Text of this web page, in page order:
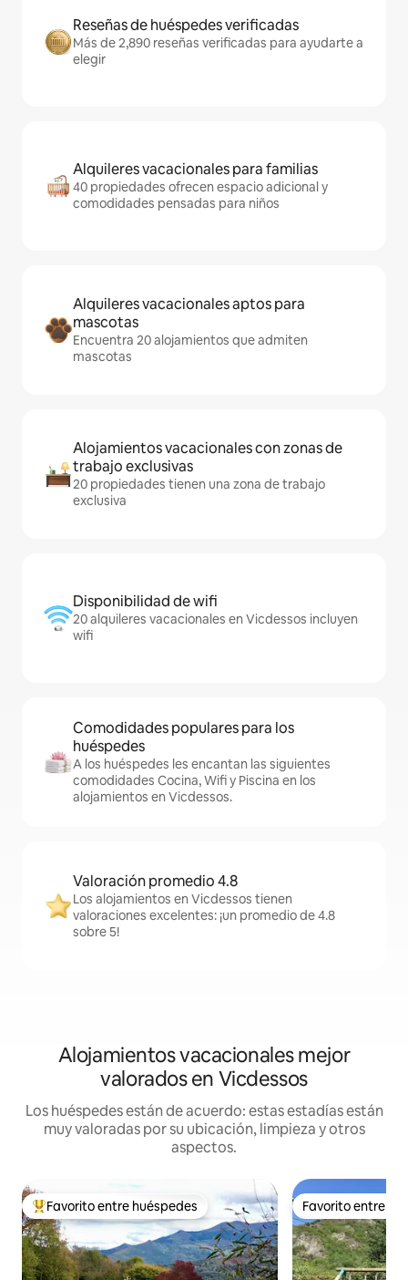
Reseñas de huéspedes verificadas
Más de 2,890 reseñas verificadas para ayudarte a
elegir
Alquileres vacacionales para familias
40 propiedades ofrecen espacio adicional y
comodidades pensadas para niños
Alquileres vacacionales aptos para
mascotas
Encuentra 20 alojamientos que admiten
mascotas
Alojamientos vacacionales con zonas de
trabajo exclusivas
20 propiedades tienen una zona de trabajo
exclusiva
Disponibilidad de wifi
20 alquileres vacacionales en Vicdessos incluyen
wifi
Comodidades populares para los
huéspedes
A los huéspedes les encantan las siguientes
comodidades Cocina, Wifi y Piscina en los
alojamientos en Vicdessos.
Valoración promedio 4.8
Los alojamientos en Vicdessos tienen
valoraciones excelentes: ¡un promedio de 4.8
sobre 5!
Alojamientos vacacionales mejor
valorados en Vicdessos
Los huéspedes están de acuerdo: estas estadías están
muy valoradas por su ubicación, limpieza y otros
aspectos.
Favorito entre huéspedes preferido
Favorito entre huéspedes Favorito entre
Favorito entre